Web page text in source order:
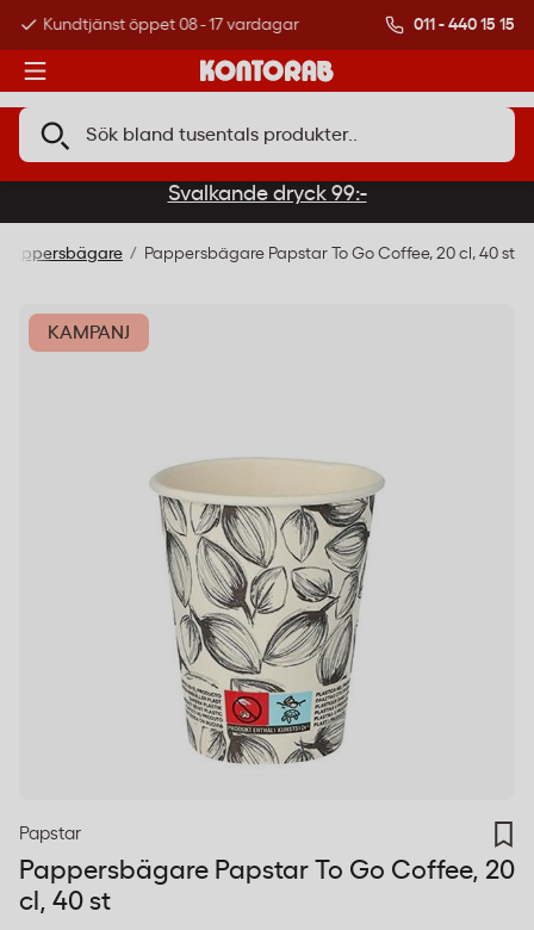
Kundtjänst öppet 08 - 17 vardagar Över 500 000
011 - 440 15 15
Svalkande dryck 99:-
Pappersbägare Pappersbägare Papstar To Go Coffee, 20 cl, 40 st
KAMPANJ
Papstar
Pappersbägare Papstar To Go Coffee, 20
cl, 40 st